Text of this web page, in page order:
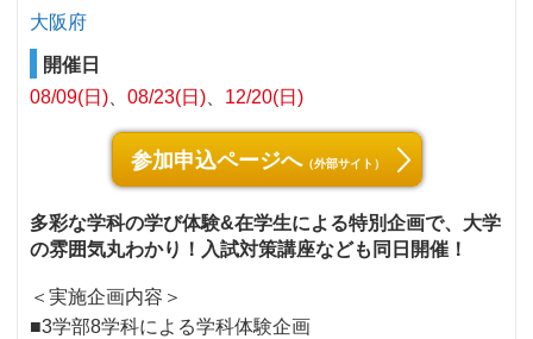
大阪府
開催日
08/09(日)
08/23(日) 12/20(日)
参加申込ページへ（外部サイト）
多彩な学科の学び体験&在学生による特別企画で、大学
の雰囲気丸わかり！入試対策講座なども同日開催！
＜実施企画内容＞
■3学部8学科による学科体験企画